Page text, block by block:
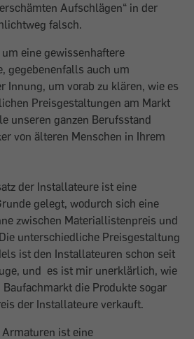
Aufschlägen“ in der
falsch.
eine gewissenhaftere
gegebenenfalls auch um
Innung, um vorab zu klären, wie es
Preisgestaltungen am Markt
unseren ganzen Berufsstand
von älteren Menschen in Ihrem
der Installateure ist eine
gelegt, wodurch sich eine
zwischen Materiallistenpreis und
unterschiedliche Preisgestaltung
ist den Installateuren schon seit
und es ist mir unerklärlich, wie
die Produkte sogar
der Installateure verkauft.
ist eine